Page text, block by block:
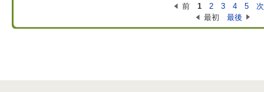
前 1 2 3 4 5
次
最初
最後